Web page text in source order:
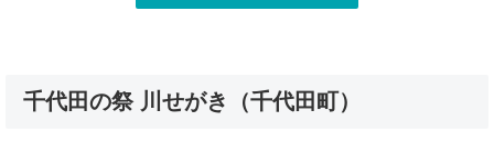
千代田の祭 川せがき（千代田町）